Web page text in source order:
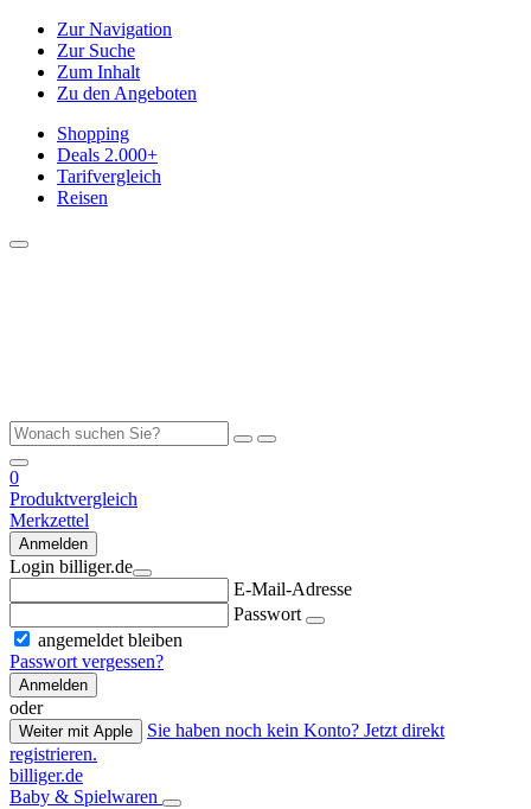
Zur Navigation
Zur Suche
Zum Inhalt
Zu den Angeboten
Shopping
Deals 2.000+
Tarifvergleich
Reisen
0
Produktvergleich
Merkzettel
Anmelden
Login billiger.de
E-Mail-Adresse
Passwort
angemeldet bleiben
Passwort vergessen?
Anmelden
oder
Weiter mit Apple
Sie haben noch kein Konto? Jetzt direkt
registrieren.
billiger.de
Baby & Spielwaren